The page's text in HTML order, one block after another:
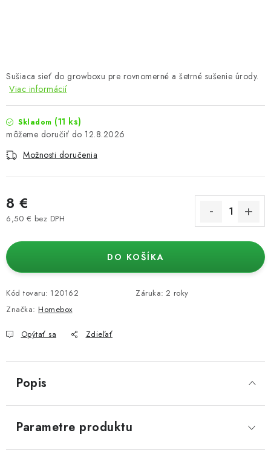
Sušiaca sieť do growboxu pre rovnomerné a šetrné sušenie úrody.
Viac informácií
Skladom (11 ks)
12.8.2026
Možnosti doručenia
8 €
6,50 € bez DPH
DO KOŠÍKA
Kód tovaru: 120162 Záruka: 2 roky
Značka: Homebox
Opýtať sa Zdieľať
Popis
Parametre produktu